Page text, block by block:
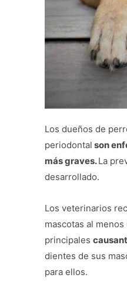
Los dueños de
periodontal son
más graves.La
desarrollado.
Los veterinarios
mascotas al
principales
dientes de sus
para ellos.